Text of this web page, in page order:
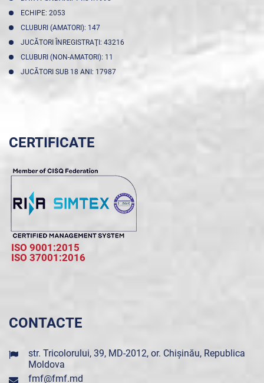
ECHIPE: 2053
CLUBURI (AMATORI): 147
JUCĂTORI ÎNREGISTRAŢI: 43216
CLUBURI (NON-AMATORI): 11
JUCĂTORI SUB 18 ANI: 17987
CERTIFICATE
ISO 9001:2015
ISO 37001:2016
CONTACTE
str. Tricolorului, 39, MD-2012, or. Chișinău, Republica
Moldova
fmf@fmf.md